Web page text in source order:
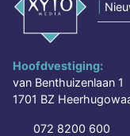
Hoofdvestiging:
van Benthuizenlaan 1
1701 BZ
072 8200 600